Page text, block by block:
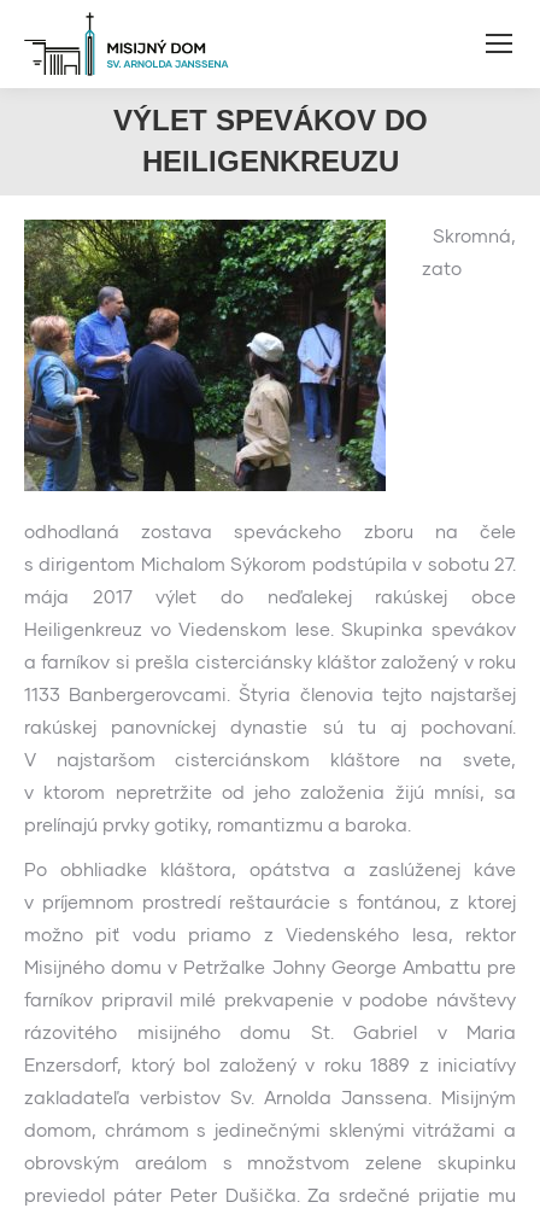
VÝLET SPEVÁKOV DO
HEILIGENKREUZU
Skromná,
zato
odhodlaná zostava speváckeho zboru na čele
s dirigentom Michalom Sýkorom podstúpila v sobotu 27.
mája 2017 výlet do neďalekej rakúskej obce
Heiligenkreuz vo Viedenskom lese. Skupinka spevákov
a farníkov si prešla cisterciánsky kláštor založený v roku
1133 Banbergerovcami. Štyria členovia tejto najstaršej
rakúskej panovníckej dynastie sú tu aj pochovaní.
V najstaršom cisterciánskom kláštore na svete,
v ktorom nepretržite od jeho založenia žijú mnísi, sa
prelínajú prvky gotiky, romantizmu a baroka.
Po obhliadke kláštora, opátstva a zaslúženej káve
v príjemnom prostredí reštaurácie s fontánou, z ktorej
možno piť vodu priamo z Viedenského lesa, rektor
Misijného domu v Petržalke Johny George Ambattu pre
farníkov pripravil milé prekvapenie v podobe návštevy
rázovitého misijného domu St. Gabriel v Maria
Enzersdorf, ktorý bol založený v roku 1889 z iniciatívy
zakladateľa verbistov Sv. Arnolda Janssena. Misijným
domom, chrámom s jedinečnými sklenými vitrážami a
obrovským areálom s množstvom zelene skupinku
previedol páter Peter Dušička. Za srdečné prijatie mu